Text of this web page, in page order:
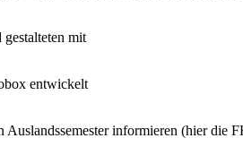
mit
entwickelt
Auslandssemester informieren (hier die